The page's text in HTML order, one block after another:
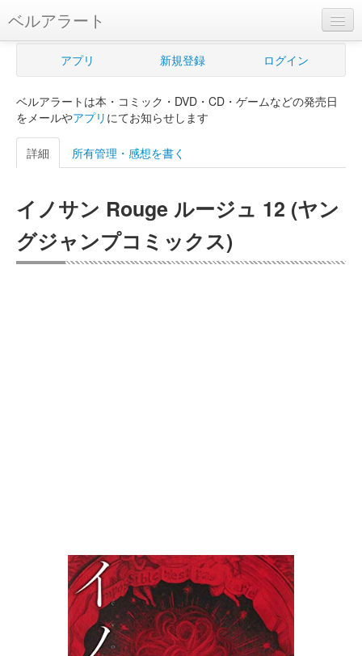
ベルアラート
ベルアラートとは
新規登録
ログイン
購入管理
Myシェルフ
アプリ 新規登録 ログイン
ベルアラートは本・コミック・DVD・CD・ゲームなどの発売日
をメールやアプリ にてお知らせします
詳細 所有管理・感想を書く
イノサン Rouge ルージュ 12 (ヤン
グジャンプコミックス)